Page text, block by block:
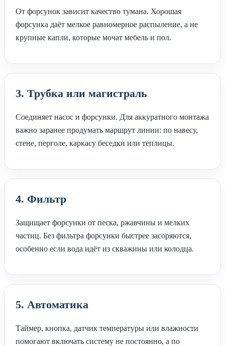
От форсунок зависит качество тумана. Хорошая
форсунка даёт мелкое равномерное распыление, а не
крупные капли, которые мочат мебель и пол.
3. Трубка или магистраль
Соединяет насос и форсунки. Для аккуратного монтажа
важно заранее продумать маршрут линии: по навесу,
стене, перголе, каркасу беседки или теплицы.
4. Фильтр
Защищает форсунки от песка, ржавчины и мелких
частиц. Без фильтра форсунки быстрее засоряются,
особенно если вода идёт из скважины или колодца.
5. Автоматика
Таймер, кнопка, датчик температуры или влажности
помогают включать систему не постоянно, а по